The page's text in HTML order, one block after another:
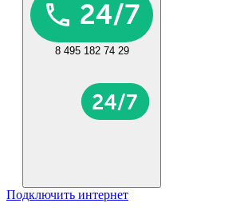
8 495 182 74 29
Подключить интернет